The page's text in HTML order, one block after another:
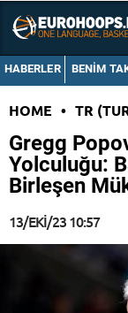
HABERLER BENIM
HOME • TR
Gregg
Yolculuğu:
Birleşen
13/EKI/23 10:57